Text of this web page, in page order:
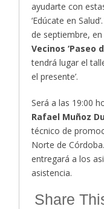
ayudarte con
‘Edúcate en
de septiembre,
Vecinos ‘Paseo
tendrá lugar el
el presente’.
Será a las 19:00
Rafael Muñoz
técnico de
Norte de
entregará a los
asistencia.
Share